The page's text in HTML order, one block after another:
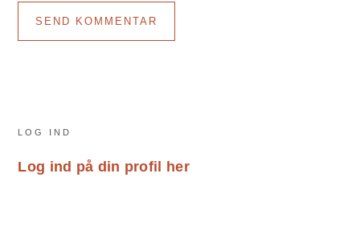
Primary
Sidebar
LOG IND
Log ind på din profil her